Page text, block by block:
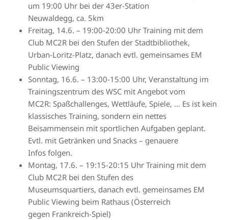
um 19:00 Uhr bei der 43er-Station
Neuwaldegg, ca. 5km
Freitag, 14.6. – 19:00-20:00 Uhr Training mit dem
Club MC2R bei den Stufen der Stadtbibliothek,
Urban-Loritz-Platz, danach evtl. gemeinsames EM
Public Viewing
Sonntag, 16.6. – 13:00-15:00 Uhr, Veranstaltung im
Trainingszentrum des WSC mit Angebot vom
MC2R: Spaßchallenges, Wettläufe, Spiele, … Es ist kein
klassisches Training, sondern ein nettes
Beisammensein mit sportlichen Aufgaben geplant.
Evtl. mit Getränken und Snacks – genauere
Infos folgen.
Montag, 17.6. – 19:15-20:15 Uhr Training mit dem
Club MC2R bei den Stufen des
Museumsquartiers, danach evtl. gemeinsames EM
Public Viewing beim Rathaus (Österreich
gegen Frankreich-Spiel)